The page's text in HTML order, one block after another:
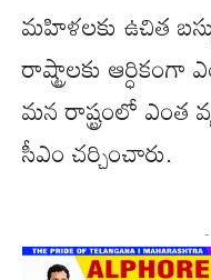
మహిళలకు ఉచిత
రాష్ట్రాలకు
మన రాష్ట్రంలో
సీఎం చర్చించారు.
-